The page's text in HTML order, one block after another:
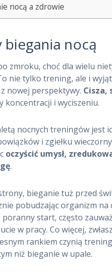
nocą a zdrowie
biegania nocą
zmroku, choć dla wielu
nie tylko trening, ale i
nowej perspektywy. Cisza,
koncentracji i wyciszeniu.
nocnych treningów jest
i zgiełku
oczyścić umysł,
.
bieganie tuż przed
pobudzając organizm na
poranny start, często
w pracy. Co więcej,
rankiem czynią
niż bieganie w upale.